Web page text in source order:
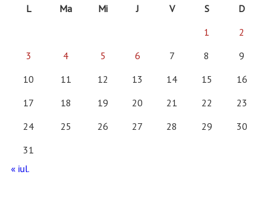
L
Ma Mi J V S
D
1
2
3
4 5 6 7 8
9
10
11 12 13 14 15
16
17
18 19 20 21 22
23
24
25 26 27 28 29
30
31
« iul.